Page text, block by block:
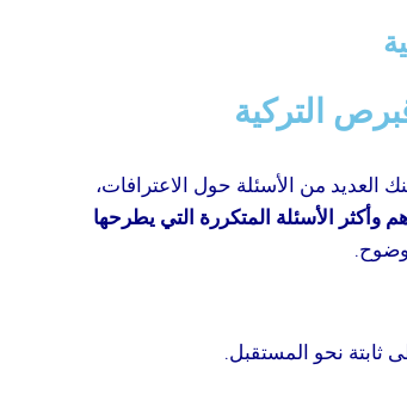
التركية
العديد من الأسئلة حول الاعترافات،
وأكثر الأسئلة المتكررة التي يطرحها
ثابتة نحو المستقبل.